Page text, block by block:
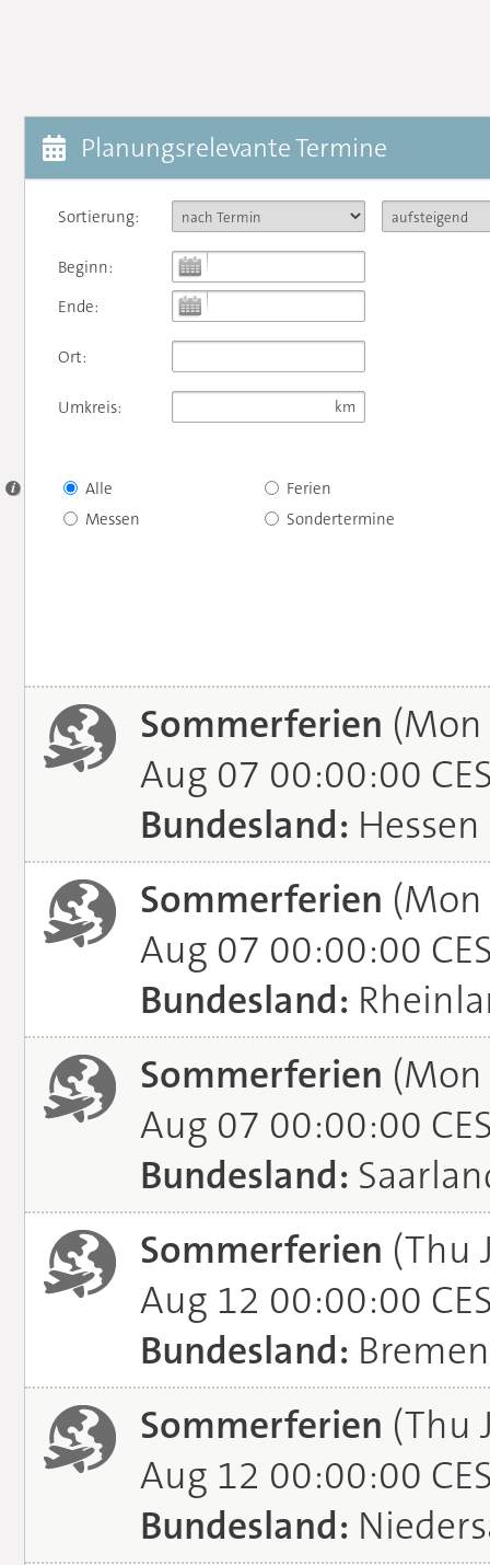
Planungsrelevante Termine
Sortierung:
Beginn:
Ende:
Ort:
Umkreis:
Alle
Messen
Ferien
Sondertermine
Sommerferien (Mon
Aug 07 00:00:00
Bundesland: Hessen
Sommerferien (Mon
Aug 07 00:00:00
Bundesland:
Sommerferien (Mon
Aug 07 00:00:00
Bundesland:
Sommerferien (Thu
Aug 12 00:00:00
Bundesland: Bremen
Sommerferien (Thu
Aug 12 00:00:00
Bundesland: